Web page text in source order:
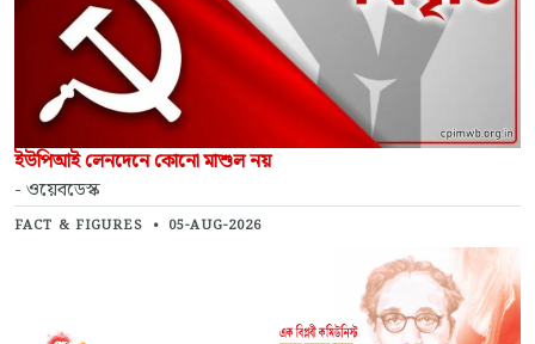
ইউপিআই লেনদেনে কোনো মাশুল নয়
- ওয়েবডেস্ক
FACT & FIGURES • 05-AUG-2026